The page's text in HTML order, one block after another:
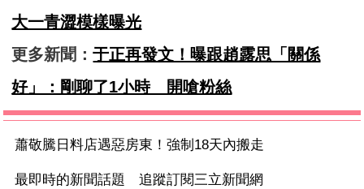
大一青澀模樣曝光
更多新聞：于正再發文！曝跟趙露思「關係
好」：剛聊了1小時 開嗆粉絲
蕭敬騰日料店遇惡房東！強制18天內搬走
最即時的新聞話題 追蹤訂閱三立新聞網